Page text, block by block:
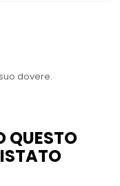
dovere.
QUESTO